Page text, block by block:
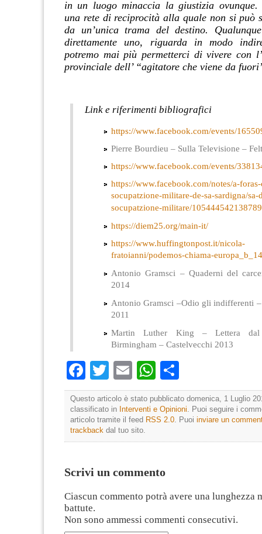
in un luogo minaccia la giustizia ovunque.
una rete di reciprocità alla quale non si può
da un’unica trama del destino.
direttamente uno, riguarda in modo
potremo mai più permetterci di vivere con
provinciale dell’ “agitatore che viene da
Link e riferimenti bibliografici
https://www.facebook.com/events/
Pierre Bourdieu – Sulla Televisione –
https://www.facebook.com/events/
https://www.facebook.com/notes/a-
socupatzione-militare-de-sa-sardigna/sa-
socupatzione-militare/
https://diem25.org/main-it/
https://www.huffingtonpost.it/nicola-
fratoianni/podemos-chiama-
Antonio Gramsci – Quaderni del
2014
Antonio Gramsci –Odio gli indifferenti –
2011
Martin Luther King – Lettera
Birmingham – Castelvecchi 2013
Facebook
TwitterEmailWhatsApp
Questo articolo è stato pubblicato domenica, 1 Luglio
classificato in Interventi e Opinioni. Puoi seguire i
articolo tramite il feed RSS 2.0. Puoi inviare un
trackback dal tuo sito.
Scrivi un commento
Ciascun commento potrà avere una lunghezza
battute.
Non sono ammessi commenti consecutivi.